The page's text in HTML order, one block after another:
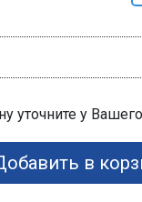
уточните у
в